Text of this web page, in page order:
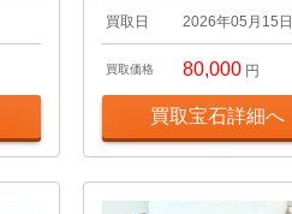
買取日 2026年05月15日
買取価格 80,000 円
買取宝石詳細へ